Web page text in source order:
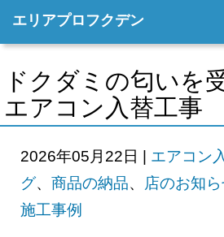
エリアプロフクデン
ドクダミの匂いを
エアコン入替工事
2026年05月22日 | エアコン
グ、 商品の納品、 店のお知
施工事例